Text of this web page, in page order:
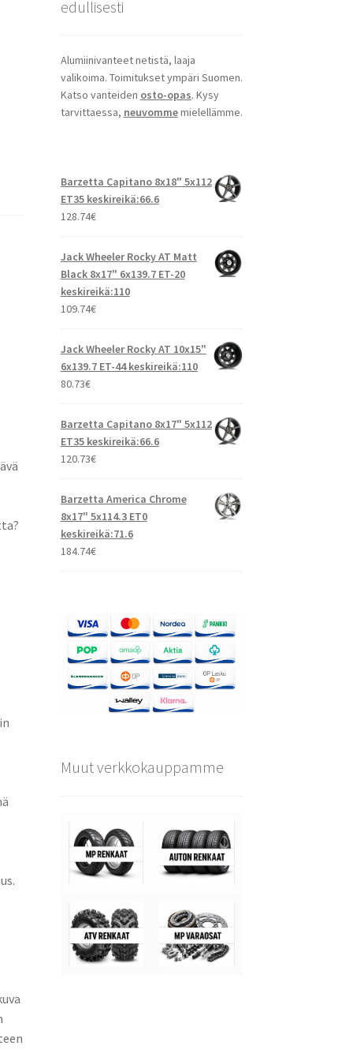
edullisesti
Alumiinivanteet netistä, laaja
valikoima. Toimitukset ympäri Suomen.
Katso vanteiden osto-opas. Kysy
tarvittaessa, neuvommemielellämme.
Barzetta Capitano 8x18" 5x112
ET35 keskireikä:66.6
128.74€
Jack Wheeler Rocky AT Matt
Black 8x17" 6x139.7 ET-20
keskireikä:110
109.74€
Jack Wheeler Rocky AT 10x15"
6x139.7 ET-44 keskireikä:110
80.73€
Barzetta Capitano 8x17" 5x112
ET35 keskireikä:66.6
120.73€
Barzetta America Chrome
8x17" 5x114.3 ET0
keskireikä:71.6
184.74€
Muut verkkokauppamme